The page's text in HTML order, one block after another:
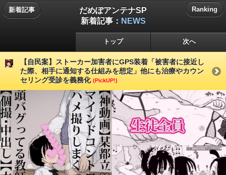
新着記事
だめぽアンテナSP
新着記事： NEWS
Ranking
トップ 次へ
【自民案】ストーカー加害者にGPS装着「被害者に接近し
た際、相手に通知する仕組みを想定」他にも治療やカウン
セリング受診を義務化 (PickUP!)